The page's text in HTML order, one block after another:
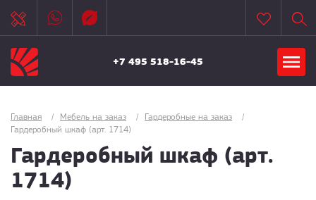
+7 495 518-16-45
Главная / Мебель на заказ / Гардеробные на заказ
/
Гардеробный шкаф (арт. 1714)
Гардеробный шкаф (арт.
1714)